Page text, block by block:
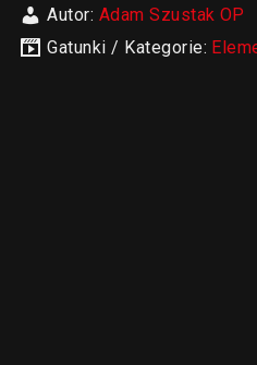
Autor: Adam Szustak OP
Gatunki / Kategorie: